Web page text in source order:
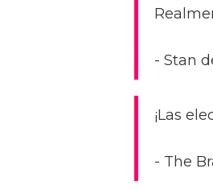
- Stan
¡Las
- The